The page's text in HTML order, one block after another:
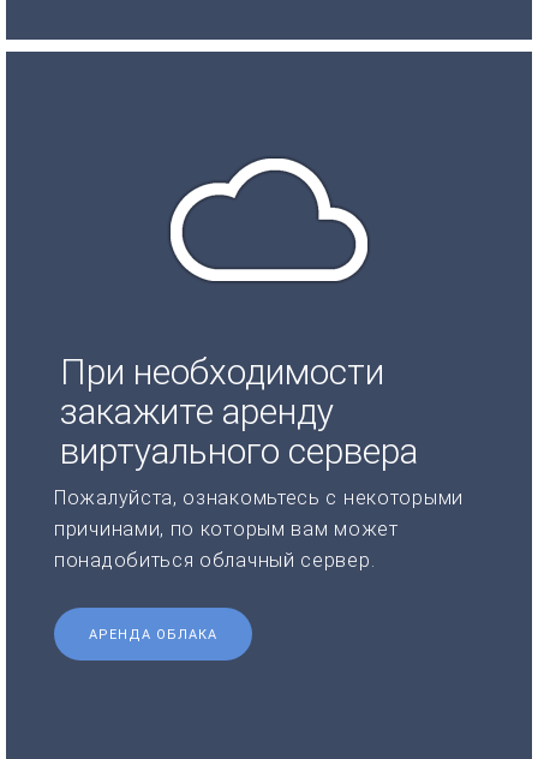
При необходимости
закажите аренду
виртуального сервера
Пожалуйста, ознакомьтесь с некоторыми
причинами, по которым вам может
понадобиться облачный сервер.
АРЕНДА ОБЛАКА